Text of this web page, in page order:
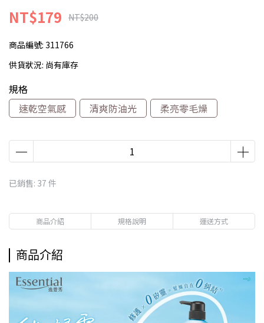
NT$179 NT$200
商品編號: 311766
供貨狀況: 尚有庫存
規格
速乾空氣感
清爽防油光 柔亮零毛燥
已銷售: 37 件
商品介紹 規格說明 運送方式
商品介紹